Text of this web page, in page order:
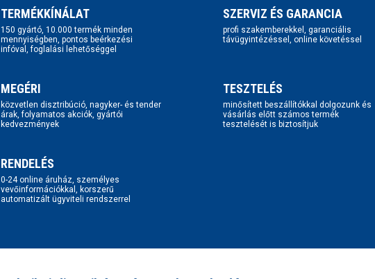
TERMÉKKÍNÁLAT
150 gyártó, 10.000 termék minden
mennyiségben, pontos beérkezési
infóval, foglalási lehetőséggel
SZERVIZ ÉS GARANCIA
profi szakemberekkel, garanciális
távügyintézéssel, online követéssel
MEGÉRI
közvetlen disztribúció, nagyker- és tender
árak, folyamatos akciók, gyártói
kedvezmények
TESZTELÉS
minősített beszállítókkal dolgozunk és
vásárlás előtt számos termék
tesztelését is biztosítjuk
RENDELÉS
0-24 online áruház, személyes
vevőinformációkkal, korszerű
automatizált ügyviteli rendszerrel